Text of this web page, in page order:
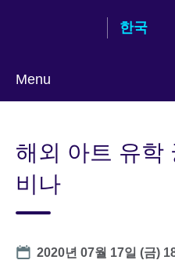
content
한국
Menu
해외 아트 유학
비나
Date
2020년 07월 17일 (금)